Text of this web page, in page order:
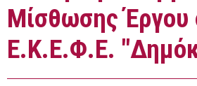
Μίσθωσης Έργου
Ε.Κ.Ε.Φ.Ε.